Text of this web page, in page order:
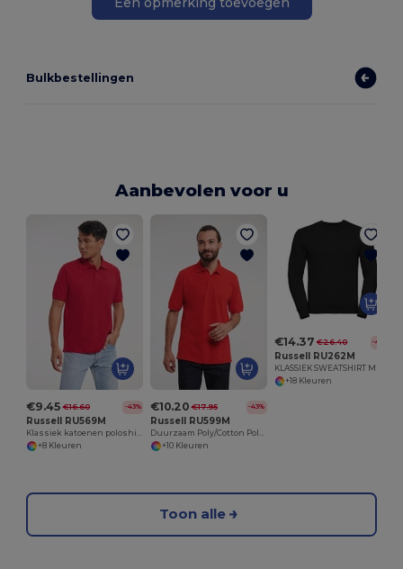
Bulkbestellingen
Aanbevolen voor u
€9.45 €16.60 -43%
Russell RU569M
+8 Kleuren
€10.20 €17.95 -43%
Russell RU599M
+10 Kleuren
€14.37 €26.40 -46%
Russell RU262M
+18 Kleuren
Toon alle